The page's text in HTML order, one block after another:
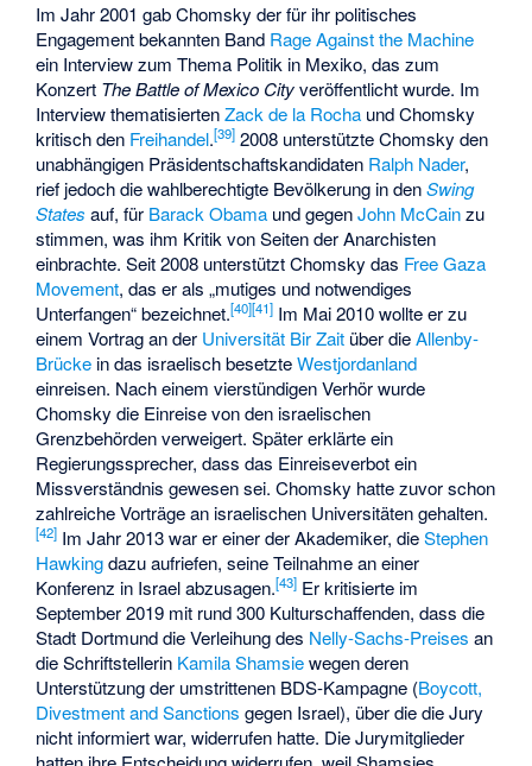
Im Jahr 2001 gab Chomsky der für ihr politisches
Engagement bekannten Band Rage Against the Machine
ein Interview zum Thema Politik in Mexiko, das zum
Konzert The Battle of Mexico Cityveröffentlicht wurde. Im
Interview thematisiertenZack de la Rocha und Chomsky
kritisch den Freihandel.[39] 2008 unterstützte Chomsky den
unabhängigen Präsidentschaftskandidaten Ralph Nader,
rief jedoch die wahlberechtigte Bevölkerung in denSwing
States auf, für Barack Obama und gegenJohn McCainzu
stimmen, was ihm Kritik von Seiten der Anarchisten
einbrachte. Seit 2008 unterstützt Chomsky das Free Gaza
Movement, das er als „mutiges und notwendiges
Unterfangen“ bezeichnet.[40][41] Im Mai 2010 wollte er zu
einem Vortrag an der Universität Bir Zait über dieAllenby-
Brücke in das israelisch besetzteWestjordanland
einreisen. Nach einem vierstündigen Verhör wurde
Chomsky die Einreise von den israelischen
Grenzbehörden verweigert. Später erklärte ein
Regierungssprecher, dass das Einreiseverbot ein
Missverständnis gewesen sei. Chomsky hatte zuvor schon
zahlreiche Vorträge an israelischen Universitäten gehalten.
[42] Im Jahr 2013 war er einer der Akademiker, dieStephen
Hawkingdazu aufriefen, seine Teilnahme an einer
Konferenz in Israel abzusagen.[43] Er kritisierte im
September 2019 mit rund 300 Kulturschaffenden, dass die
Stadt Dortmund die Verleihung des Nelly-Sachs-Preises an
die Schriftstellerin Kamila Shamsiewegen deren
Unterstützung der umstrittenen BDS-Kampagne (Boycott,
Divestment and Sanctions gegen Israel), über die die Jury
nicht informiert war, widerrufen hatte. Die Jurymitglieder